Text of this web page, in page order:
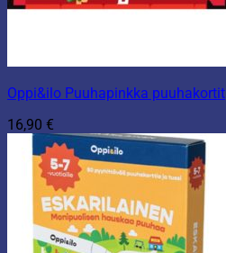
Oppi&ilo Puuhapinkka puuhakortit
16,90 €